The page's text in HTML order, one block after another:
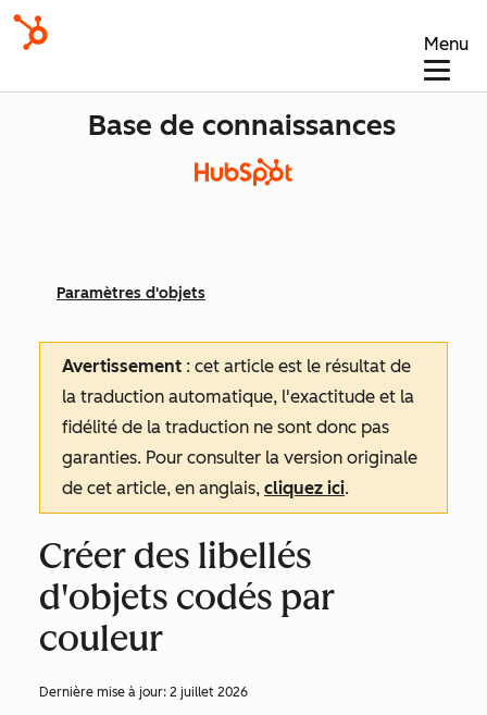
Menu
Base de connaissances
Paramètres d'objets
Avertissement : cet article est le résultat de
la traduction automatique, l'exactitude et la
fidélité de la traduction ne sont donc pas
garanties. Pour consulter la version originale
de cet article, en anglais, cliquez ici.
Créer des libellés
d'objets codés par
couleur
Dernière mise à jour: 2 juillet 2026